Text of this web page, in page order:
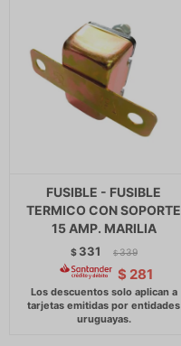
FUSIBLE - FUSIBLE
TERMICO CON SOPORTE
15 AMP. MARILIA
$ 331 $ 339
$ 281